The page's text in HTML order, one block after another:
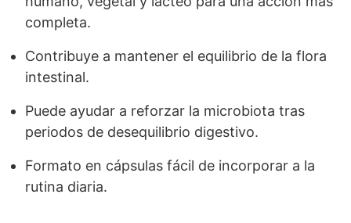
completa.
Contribuye a mantener el equilibrio de la flora
intestinal.
Puede ayudar a reforzar la microbiota tras
periodos de desequilibrio digestivo.
Formato en cápsulas fácil de incorporar a la
rutina diaria.